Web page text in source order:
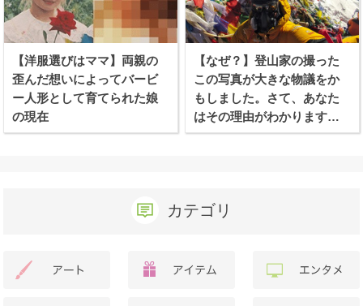
【洋服選びはママ】両親の
歪んだ想いによってバービ
ー人形として育てられた娘
の現在
【なぜ？】登山家の撮った
この写真が大きな物議をか
もしました。さて、あなた
はその理由がわかります
か？
カテゴリ